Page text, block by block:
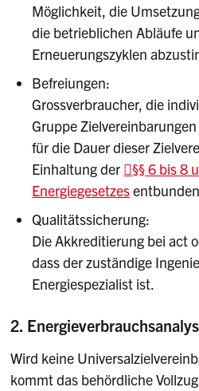
Möglichkeit, die
die betrieblichen Abläufe
Erneuerungszyklen
Befreiungen:
Grossverbraucher, die
Gruppe
für die Dauer dieser
Einhaltung der
§§ 6 bis 8
Energiegesetzes
Qualitätssicherung:
Die Akkreditierung bei act
dass der zuständige
Energiespezialist ist.
2.
Wird keine
kommt das behördliche